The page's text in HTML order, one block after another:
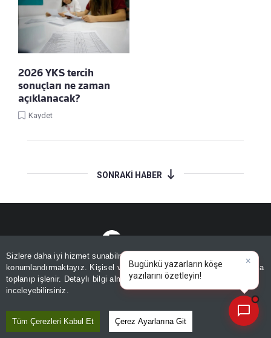
Sizlere daha iyi hizmet sunabilmek adına sitemizde
konumlandırmaktayız. Kişisel verileriniz, KVKK ve GDPR kapsamında
toplanıp işlenir. Detaylı bilgi almak içinAydınlatma Metnimizi
inceleyebilirsiniz.
Tüm Çerezleri Kabul Et Çerez Ayarlarına Git
2026 YKS tercih
sonuçları ne zaman
açıklanacak?
Kaydet
SONRAKİ HABER
E-GAZETE ABONE OL GİRİŞ
Gündem
×
Bugünkü yazarların köşe
yazılarını özetleyin!